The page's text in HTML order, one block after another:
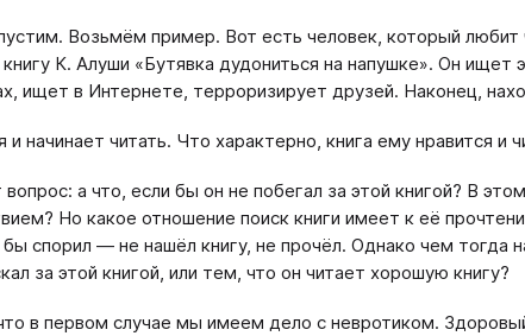
Возьмём пример. Вот есть человек, который
книгу К. Алуши «Бутявка дудониться на напушке». Он ищет
ищет в Интернете, терроризирует друзей. Наконец,
и начинает читать. Что характерно, книга ему нравится
вопрос: а что, если бы он не побегал за этой книгой? В
Но какое отношение поиск книги имеет к её
бы спорил — не нашёл книгу, не прочёл. Однако чем
за этой книгой, или тем, что он читает хорошую книгу?
в первом случае мы имеем дело с невротиком.